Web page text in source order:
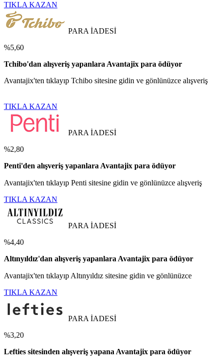
TIKLA KAZAN
PARA İADESİ
%5,60
Tchibo'dan alışveriş yapanlara Avantajix para ödüyor
Avantajix'ten tıklayıp Tchibo sitesine gidin ve gönlünüzce alışveriş
TIKLA KAZAN
PARA İADESİ
%2,80
Penti'den alışveriş yapanlara Avantajix para ödüyor
Avantajix'ten tıklayıp Penti sitesine gidin ve gönlünüzce alışveriş
TIKLA KAZAN
PARA İADESİ
%4,40
Altınyıldız'dan alışveriş yapanlara Avantajix para ödüyor
Avantajix'ten tıklayıp Altınyıldız sitesine gidin ve gönlünüzce
TIKLA KAZAN
PARA İADESİ
%3,20
Lefties sitesinden alışveriş yapana Avantajix para ödüyor